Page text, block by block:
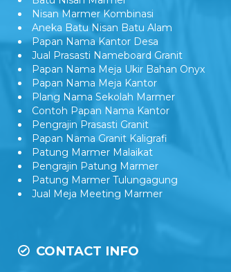
Batu Nisan Marmer
Nisan Marmer Kombinasi
Aneka Batu Nisan Batu Alam
Papan Nama Kantor Desa
Jual Prasasti Nameboard Granit
Papan Nama Meja Ukir Bahan Onyx
Papan Nama Meja Kantor
Plang Nama Sekolah Marmer
Contoh Papan Nama Kantor
Pengrajin Prasasti Granit
Papan Nama Granit Kaligrafi
Patung Marmer Malaikat
Pengrajin Patung Marmer
Patung Marmer Tulungagung